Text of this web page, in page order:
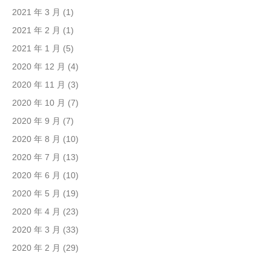
2021 年 3 月 (1)
2021 年 2 月 (1)
2021 年 1 月 (5)
2020 年 12 月 (4)
2020 年 11 月 (3)
2020 年 10 月 (7)
2020 年 9 月 (7)
2020 年 8 月 (10)
2020 年 7 月 (13)
2020 年 6 月 (10)
2020 年 5 月 (19)
2020 年 4 月 (23)
2020 年 3 月 (33)
2020 年 2 月 (29)